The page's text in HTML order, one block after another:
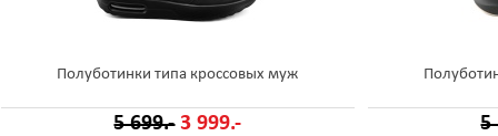
Полуботинки типа кроссовых муж
5 699.- 3 999.- 5